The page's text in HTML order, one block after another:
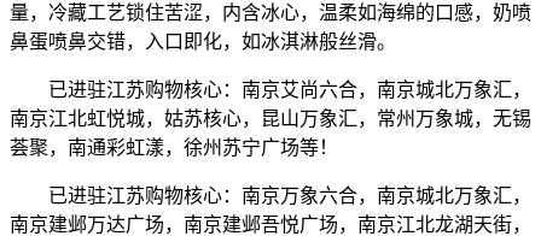
量，冷藏工艺锁住苦涩，内含冰心，温柔如海绵的口感，奶喷
鼻蛋喷鼻交错，入口即化，如冰淇淋般丝滑。
已进驻江苏购物核心：南京艾尚六合，南京城北万象汇，
南京江北虹悦城，姑苏核心，昆山万象汇，常州万象城，无锡
荟聚，南通彩虹漾，徐州苏宁广场等！
已进驻江苏购物核心：南京万象六合，南京城北万象汇，
南京建邺万达广场，南京建邺吾悦广场，南京江北龙湖天街，